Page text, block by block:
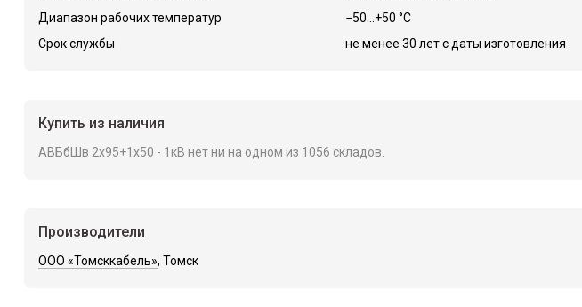
Диапазон рабочих температур
−50...+50 °C
Срок службы
не менее 30 лет с даты изготовления
Купить из наличия
АВБбШв 2х95+1х50 - 1кВ нет ни на одном из 1056 складов.
Производители
ООО «Томсккабель», Томск